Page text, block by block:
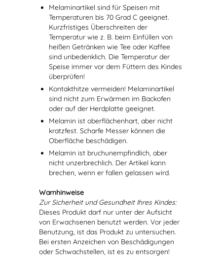
Melaminartikel sind für Speisen mit
Temperaturen bis 70 Grad C geeignet.
Kurzfristiges Überschreiten der
Temperatur wie z. B. beim Einfüllen von
heißen Getränken wie Tee oder Kaffee
sind unbedenklich. Die Temperatur der
Speise immer vor dem Füttern des Kindes
überprüfen!
Kontakthitze vermeiden! Melaminartikel
sind nicht zum Erwärmen im Backofen
oder auf der Herdplatte geeignet.
Melamin ist oberflächenhart, aber nicht
kratzfest. Scharfe Messer können die
Oberfläche beschädigen.
Melamin ist bruchunempfindlich, aber
nicht unzerbrechlich. Der Artikel kann
brechen, wenn er fallen gelassen wird.
Warnhinweise
Zur Sicherheit und Gesundheit Ihres Kindes:
Dieses Produkt darf nur unter der Aufsicht
von Erwachsenen benutzt werden. Vor jeder
Benutzung, ist das Produkt zu untersuchen.
Bei ersten Anzeichen von Beschädigungen
oder Schwachstellen, ist es zu entsorgen!